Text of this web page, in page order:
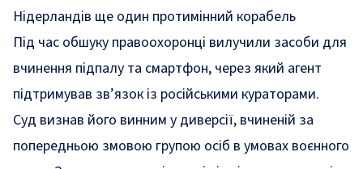
Нідерландів ще один протимінний корабель
Під час обшуку правоохоронці вилучили засоби для
вчинення підпалу та смартфон, через який агент
підтримував зв’язок із російськими кураторами.
Суд визнав його винним у диверсії, вчиненій за
попередньою змовою групою осіб в умовах воєнного